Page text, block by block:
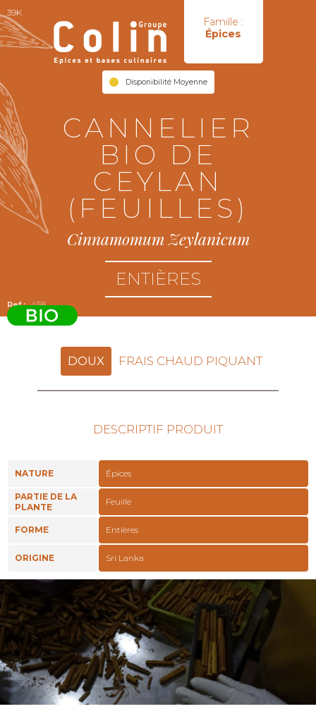
Famille :
Épices
Disponibilité Moyenne
39K
458
CANNELIER
BIO DE
CEYLAN
(FEUILLES)
Cinnamomum Zeylanicum
ENTIÈRES
DOUX FRAIS CHAUD PIQUANT
DESCRIPTIF PRODUIT
NATURE Épices
PARTIE DE LA
PLANTE
Feuille
FORME Entières
ORIGINE Sri Lanka